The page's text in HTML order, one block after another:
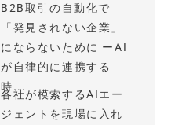
B2B取引の自動化で
「発見されない企業」
にならないために ーAI
が自律的に連携する
時...
各社が模索するAIエー
ジェントを現場に入れ